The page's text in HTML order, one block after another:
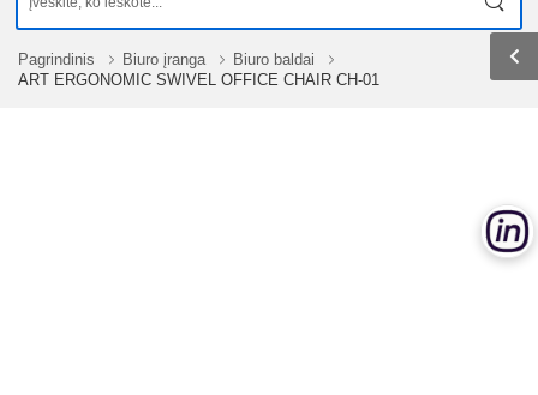
Pagrindinis Biuro įranga
Biuro baldai
ART ERGONOMIC SWIVEL OFFICE CHAIR CH-01